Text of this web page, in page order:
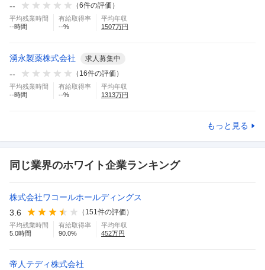
-- （6件の評価）
平均残業時間
--時間
有給取得率
--%
平均年収
1507万円
湧永製薬株式会社 求人募集中
-- （ 16件の評価）
平均残業時間
--時間
有給取得率
--%
平均年収
1313万円
もっと見る
同じ業界のホワイト企業ランキング
株式会社ワコールホールディングス
3.6
（ 151件の評価）
平均残業時間
5.0時間
有給取得率
90.0%
平均年収
452万円
帝人テディ株式会社